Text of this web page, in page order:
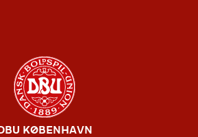
DBU KØBENHAVN